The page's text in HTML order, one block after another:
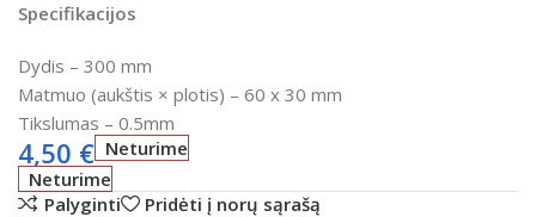
Specifikacijos
Dydis – 300 mm
Matmuo (aukštis × plotis) – 60 x 30 mm
Tikslumas – 0.5mm
4,50 € Neturime
Neturime
Palyginti
Pridėti į norų sąrašą